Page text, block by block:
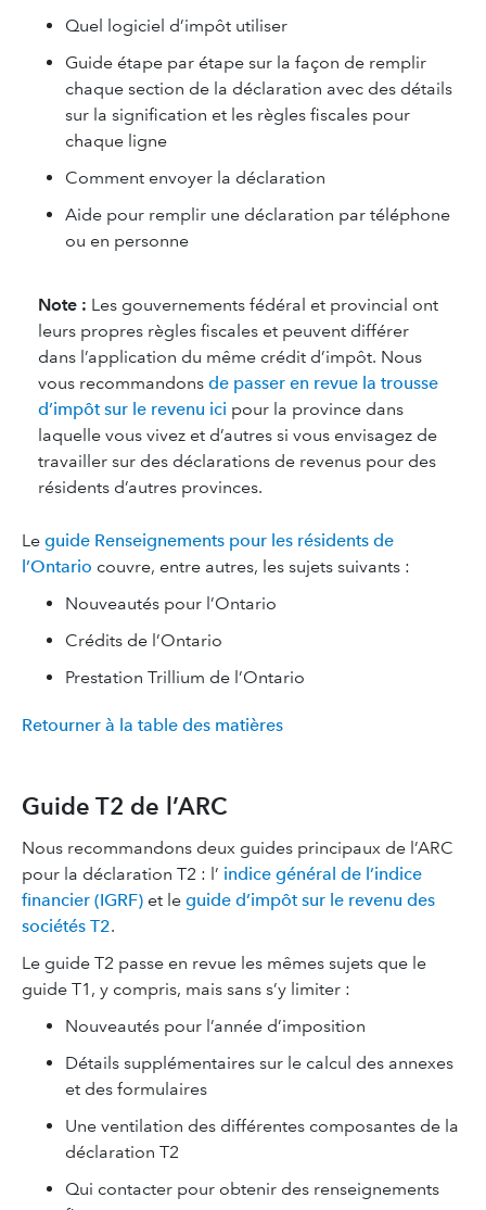
Quel logiciel d’impôt utiliser
Guide étape par étape sur la façon de remplir
chaque section de la déclaration avec des détails
sur la signification et les règles fiscales pour
chaque ligne
Comment envoyer la déclaration
Aide pour remplir une déclaration par téléphone
ou en personne
Note : Les gouvernements fédéral et provincial ont
leurs propres règles fiscales et peuvent différer
dans l’application du même crédit d’impôt. Nous
vous recommandons de passer en revue la trousse
d’impôt sur le revenu ici pour la province dans
laquelle vous vivez et d’autres si vous envisagez de
travailler sur des déclarations de revenus pour des
résidents d’autres provinces.
Le guide Renseignements pour les résidents de
l’Ontario couvre, entre autres, les sujets suivants :
Nouveautés pour l’Ontario
Crédits de l’Ontario
Prestation Trillium de l’Ontario
Retourner à la table des matières
Guide T2 de l’ARC
Nous recommandons deux guides principaux de l’ARC
pour la déclaration T2 : l’ indice général de l’indice
financier (IGRF) et le guide d’impôt sur le revenu des
sociétés T2.
Le guide T2 passe en revue les mêmes sujets que le
guide T1, y compris, mais sans s’y limiter :
Nouveautés pour l’année d’imposition
Détails supplémentaires sur le calcul des annexes
et des formulaires
Une ventilation des différentes composantes de la
déclaration T2
Qui contacter pour obtenir des renseignements